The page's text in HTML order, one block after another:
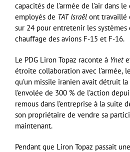
capacités de l’armée de l’air dans
employés de TAT Israël ont travaillé
sur 24 pour entretenir les
chauffage des avions F-15 et F-16.
Le PDG Liron Topaz raconte à Ynet
étroite collaboration avec l’armée,
qu’un missile iranien avait détruit
l’envolée de 300 % de l’action
remous dans l’entreprise à la suite
son propriétaire de vendre sa
maintenant.
Pendant que Liron Topaz passait